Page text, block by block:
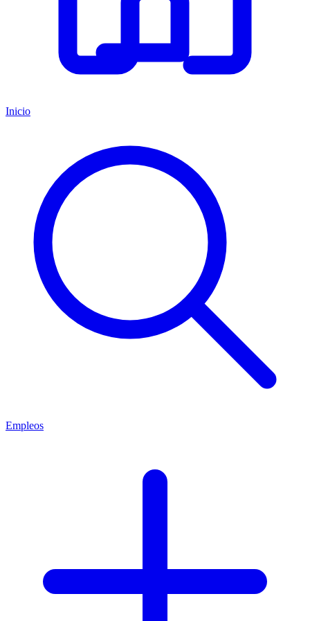
Inicio
Empleos